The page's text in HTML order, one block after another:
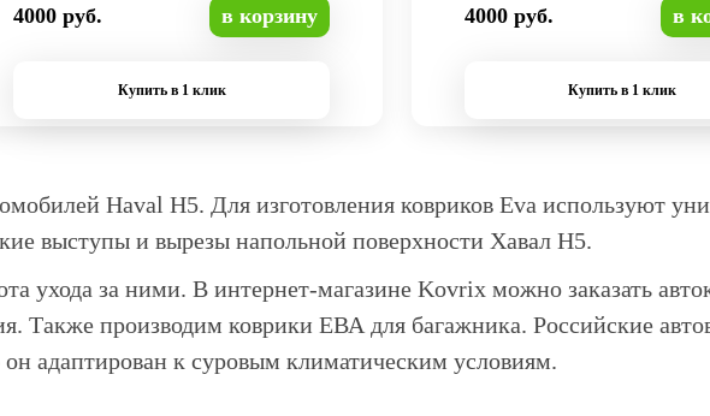
4000 руб. в корзину
Купить в 1 клик
4000 руб. в
Купить в 1 клик
Haval H5. Для изготовления ковриков Eva используют
выступы и вырезы напольной поверхности Хавал H5.
ухода за ними. В интернет-магазине Kovrix можно заказать
Также производим коврики ЕВА для багажника. Российские
он адаптирован к суровым климатическим условиям.